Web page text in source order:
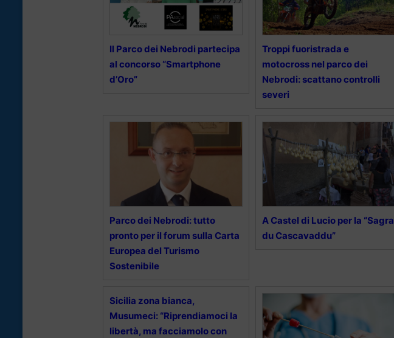
Il Parco dei Nebrodi partecipa
al concorso “Smartphone
d’Oro”
Troppi fuoristrada e
motocross nel parco dei
Nebrodi: scattano controlli
severi
Parco dei Nebrodi: tutto
pronto per il forum sulla Carta
Europea del Turismo
Sostenibile
A Castel di Lucio per la “Sagra
du Cascavaddu”
Sicilia zona bianca,
Musumeci: “Riprendiamoci la
libertà, ma facciamolo con